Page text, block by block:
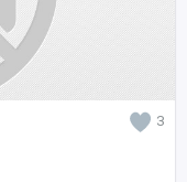
3